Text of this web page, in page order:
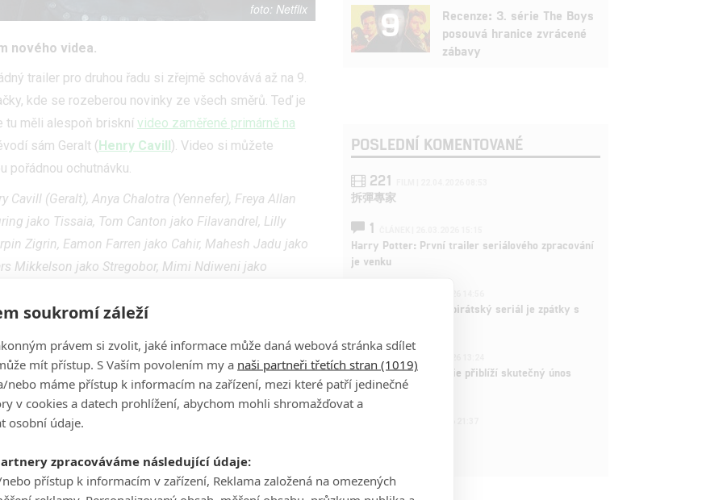
Netflix
nového videa.
trailer pro druhou řadu si zřejmě schovává až na 9.
kde se rozeberou novinky ze všech směrů. Teď je
tu měli alespoň briskní video zaměřené primárně na
sám Geralt ( Henry Cavill ). Video si můžete
pořádnou ochutnávku.
(Geralt), Anya Chalotra (Yennefer), Freya Allan
jako Tissaia, Tom Canton jako Filavandrel, Lilly
Zigrin, Eamon Farren jako Cahir, Mahesh Jadu jako
Mikkelson jako Stregobor, Mimi Ndiweni jako
Mbomio jako Dara, Anna Shaffer jako Triss
herců: Kim Bodnia jako Vesemir, Kristofer Hivju jako
Vereena, Paul Bullion jako Lambert, Thue Ersted
Lydia a Mecia Simson jako Francesca.
vychází z populární knižní ságy polského
se, že druhou sérii seriálu Netflix uvede v letošním
of Rivia in Season 2? Here's a clue.
9
Recenze: 3. série The Boys
posouvá hranice zvrácené
zábavy
POSLEDNÍ KOMENTOVANÉ
221
拆彈專家
1
Harry Potter: První trailer seriálového zpracování
je venku
One Piece: Oblíbený pirátský seriál je zpátky s
2
Nová dramatická série přiblíží skutečný únos
letadla teroristy
soukromí záleží
právem si zvolit, jaké informace může daná webová stránka sdílet
mít přístup. S Vaším povolením my a naši partneři třetích stran (1019)
nebo máme přístup k informacím na zařízení, mezi které patří jedinečné
v cookies a datech prohlížení, abychom mohli shromažďovat a
osobní údaje.
zpracováváme následující údaje:
přístup k informacím v zařízení, Reklama založená na omezených